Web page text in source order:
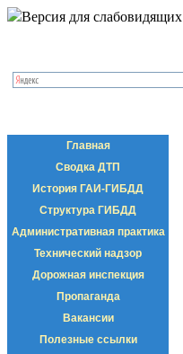
Версия для слабовидящих
Главная
Сводка ДТП
История ГАИ-ГИБДД
Структура ГИБДД
Административная практика
Технический надзор
Дорожная инспекция
Пропаганда
Вакансии
Полезные ссылки